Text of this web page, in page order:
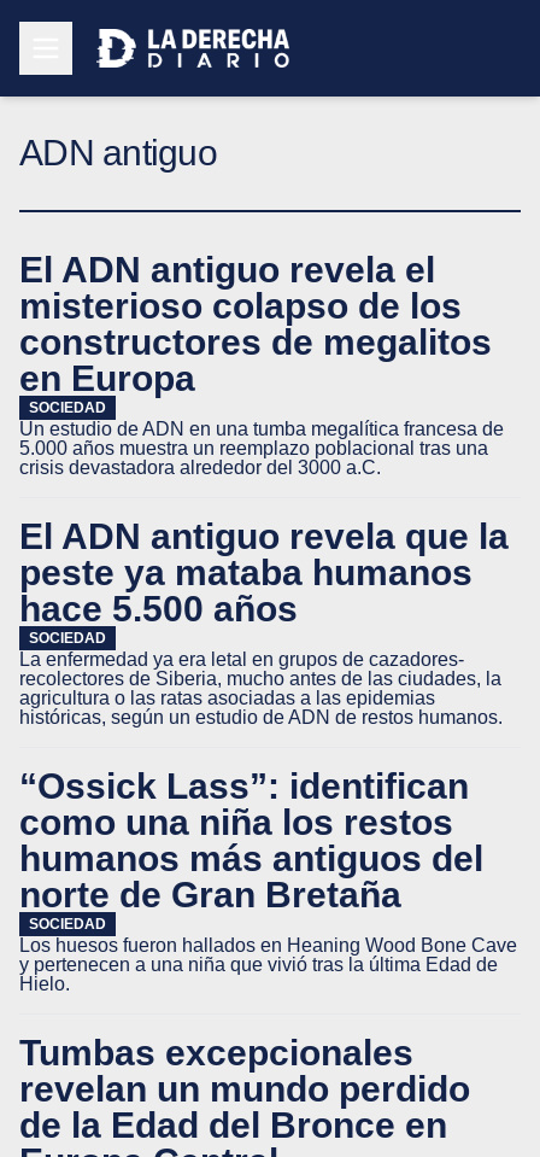
ADN antiguo
El ADN antiguo revela el
misterioso colapso de los
constructores de megalitos
en Europa
SOCIEDAD
Un estudio de ADN en una tumba megalítica francesa de
5.000 años muestra un reemplazo poblacional tras una
crisis devastadora alrededor del 3000 a.C.
El ADN antiguo revela que la
peste ya mataba humanos
hace 5.500 años
SOCIEDAD
La enfermedad ya era letal en grupos de cazadores-
recolectores de Siberia, mucho antes de las ciudades, la
agricultura o las ratas asociadas a las epidemias
históricas, según un estudio de ADN de restos humanos.
“Ossick Lass”: identifican
como una niña los restos
humanos más antiguos del
norte de Gran Bretaña
SOCIEDAD
Los huesos fueron hallados en Heaning Wood Bone Cave
y pertenecen a una niña que vivió tras la última Edad de
Hielo.
Tumbas excepcionales
revelan un mundo perdido
de la Edad del Bronce en